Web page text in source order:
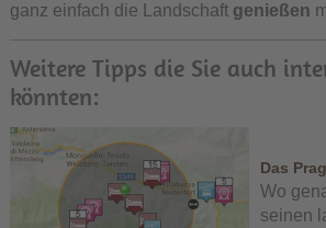
ganz einfach die Landschaft genießen
Weitere Tipps die Sie auch
könnten:
Das
Wo
seinen